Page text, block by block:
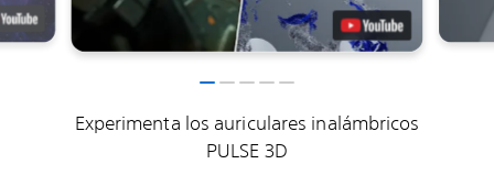
Experimenta los auriculares inalámbricos
PULSE 3D